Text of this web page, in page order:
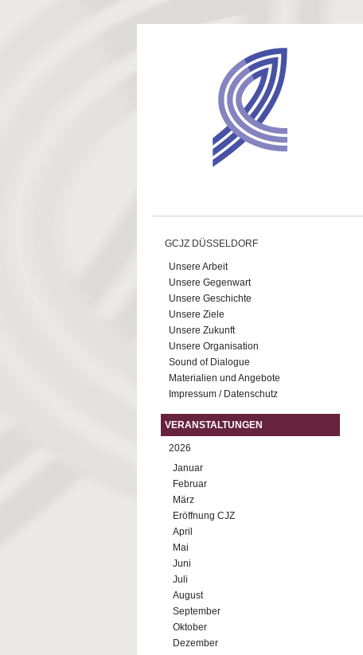
GCJZ DÜSSELDORF
Unsere Arbeit
Unsere Gegenwart
Unsere Geschichte
Unsere Ziele
Unsere Zukunft
Unsere Organisation
Sound of Dialogue
Materialien und Angebote
Impressum / Datenschutz
VERANSTALTUNGEN
2026
Januar
Februar
März
Eröffnung CJZ
April
Mai
Juni
Juli
August
September
Oktober
Dezember